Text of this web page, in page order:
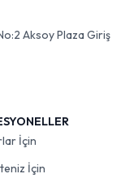
Aksoy Plaza Giriş
İçin
İçin